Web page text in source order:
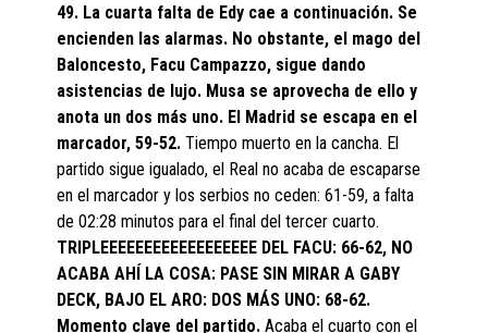
49. La cuarta falta de Edy cae a continuación. Se
encienden las alarmas. No obstante, el mago del
Baloncesto, Facu Campazzo, sigue dando
asistencias de lujo. Musa se aprovecha de ello y
anota un dos más uno. El Madrid se escapa en el
marcador, 59-52. Tiempo muerto en la cancha. El
partido sigue igualado, el Real no acaba de escaparse
en el marcador y los serbios no ceden: 61-59, a falta
de 02:28 minutos para el final del tercer cuarto.
TRIPLEEEEEEEEEEEEEEEEEE DEL FACU: 66-62, NO
ACABA AHÍ LA COSA: PASE SIN MIRAR A GABY
DECK, BAJO EL ARO: DOS MÁS UNO: 68-62.
Momento clave del partido. Acaba el cuarto con el